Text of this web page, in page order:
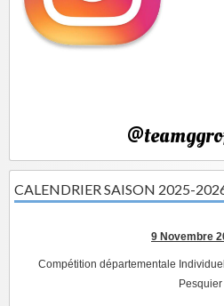
CALENDRIER SAISON 2025-
9 Novembre
Compétition départementale
Pesquier